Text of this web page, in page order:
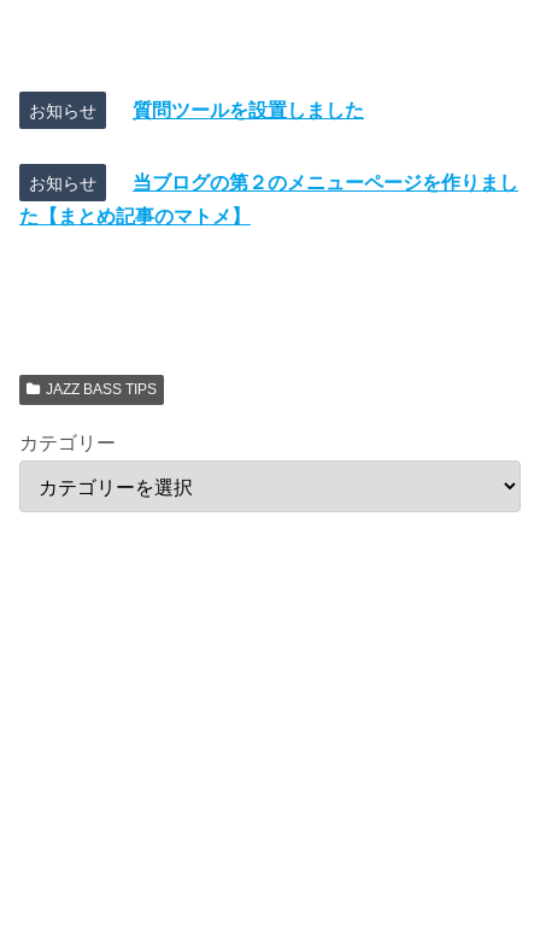
お知らせ 質問ツールを設置しました
お知らせ
当ブログの第２のメニューページを作りまし
た【まとめ記事のマトメ】
JAZZ BASS TIPS
カテゴリー